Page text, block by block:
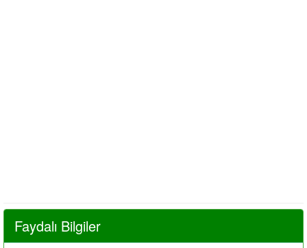
Faydalı Bilgiler